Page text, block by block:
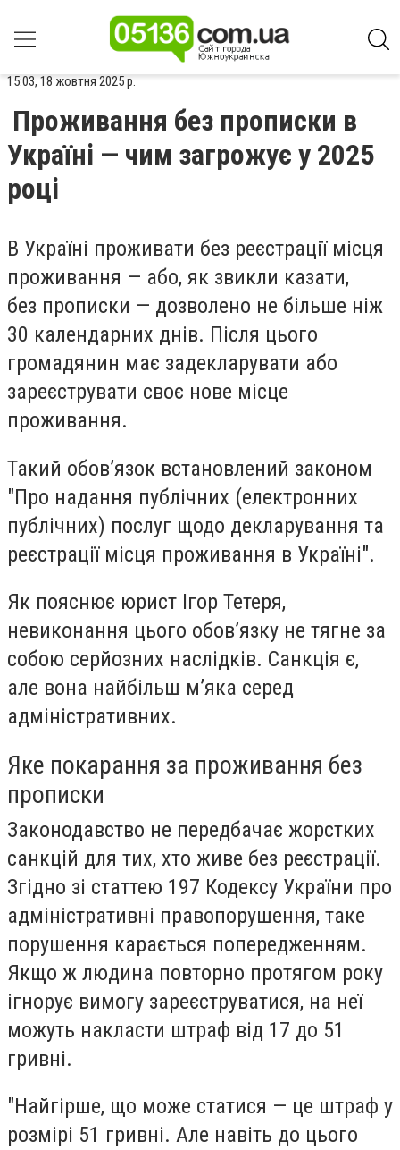
15:03, 18 жовтня 2025 р.
Проживання без прописки в
Україні — чим загрожує у 2025
році
В Україні проживати без реєстрації місця
проживання — або, як звикли казати,
без прописки — дозволено не більше ніж
30 календарних днів. Після цього
громадянин має задекларувати або
зареєструвати своє нове місце
проживання.
Такий обов’язок встановлений законом
"Про надання публічних (електронних
публічних) послуг щодо декларування та
реєстрації місця проживання в Україні".
Як пояснює юрист Ігор Тетеря,
невиконання цього обов’язку не тягне за
собою серйозних наслідків. Санкція є,
але вона найбільш м’яка серед
адміністративних.
Яке покарання за проживання без
прописки
Законодавство не передбачає жорстких
санкцій для тих, хто живе без реєстрації.
Згідно зі статтею 197 Кодексу України про
адміністративні правопорушення, таке
порушення карається попередженням.
Якщо ж людина повторно протягом року
ігнорує вимогу зареєструватися, на неї
можуть накласти штраф від 17 до 51
гривні.
"Найгірше, що може статися — це штраф у
розмірі 51 гривні. Але навіть до цього